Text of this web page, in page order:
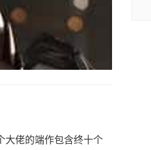
佬的端作包含终十个